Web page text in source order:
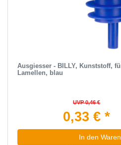
Ausgiesser - BILLY, Kunststoff,
Lamellen, blau
UVP 0,46 €
0,33 € *
In den